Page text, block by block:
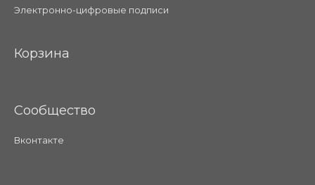
Электронно-цифровые подписи
Корзина
Сообщество
Вконтакте